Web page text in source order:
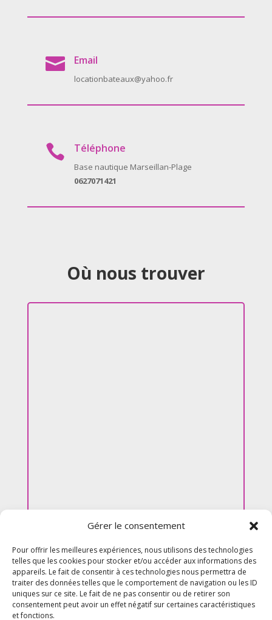
Gérer le consentement
Pour offrir les meilleures expériences, nous utilisons des technologies
telles que les cookies pour stocker et/ou accéder aux informations des
appareils. Le fait de consentir à ces technologies nous permettra de
traiter des données telles que le comportement de navigation ou les ID
uniques sur ce site. Le fait de ne pas consentir ou de retirer son
consentement peut avoir un effet négatif sur certaines caractéristiques
et fonctions.
 Email
locationbateaux@yahoo.fr
 Téléphone
Base nautique Marseillan-Plage
0627071421
Où nous trouver